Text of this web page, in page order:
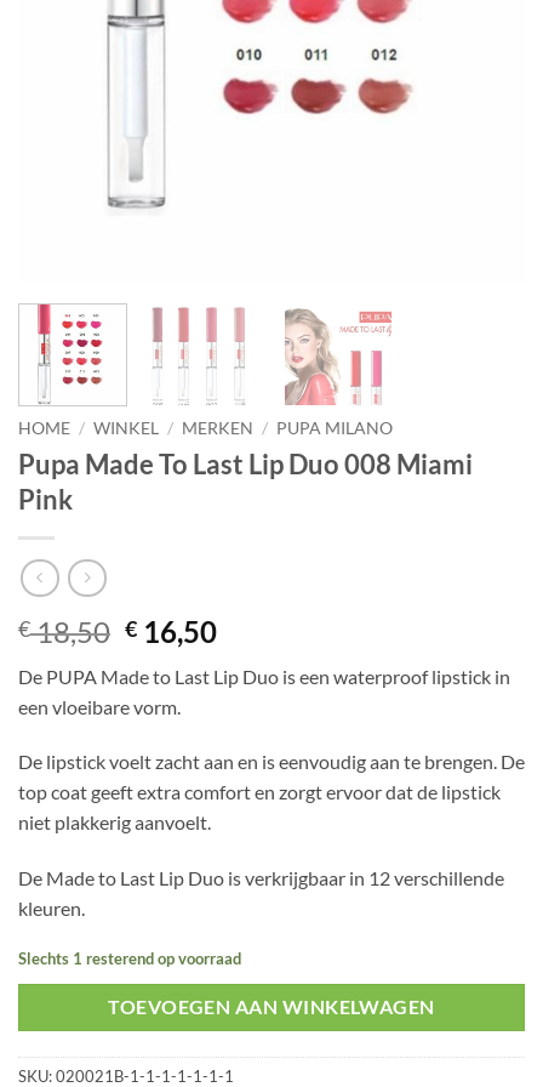
HOME / WINKEL / MERKEN / PUPA MILANO
Pupa Made To Last Lip Duo 008 Miami
Pink
€18,50 Oorspronkelijke
prijs
was:
€ 18,50.
€ 16,50Huidige
is:
De PUPA Made to Last Lip Duo is een waterproof lipstick in
een vloeibare vorm.
De lipstick voelt zacht aan en is eenvoudig aan te brengen. De
top coat geeft extra comfort en zorgt ervoor dat de lipstick
niet plakkerig aanvoelt.
De Made to Last Lip Duo is verkrijgbaar in 12 verschillende
kleuren.
Slechts 1 resterend op voorraad
TOEVOEGEN AAN WINKELWAGEN
SKU:020021B-1-1-1-1-1-1-1